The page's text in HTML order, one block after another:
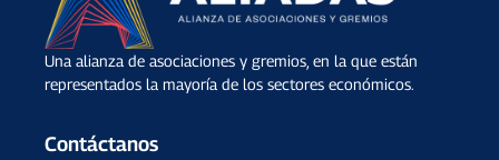
Una alianza de asociaciones y gremios, en la que están
representados la mayoría de los sectores económicos.
Contáctanos